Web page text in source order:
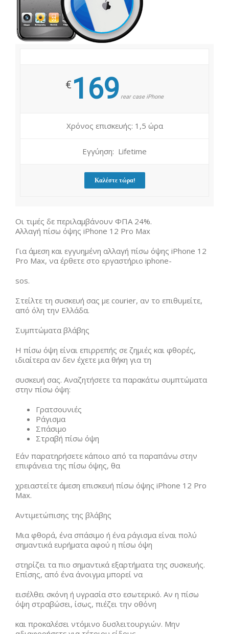
€ 169 rear case iPhone
Χρόνος επισκευής: 1,5 ώρα
Εγγύηση: Lifetime
Καλέστε τώρα!
Οι τιμές δε περιλαμβάνουν ΦΠΑ 24%.
Αλλαγή πίσω όψης iPhone 12 Pro Max
Για άμεση και εγγυημένη αλλαγή πίσω όψης iPhone 12
Pro Max, να έρθετε στο εργαστήριο iphone-
sos.
Στείλτε τη συσκευή σας με courier, αν το επιθυμείτε,
από όλη την Ελλάδα.
Συμπτώματα βλάβης
Η πίσω όψη είναι επιρρεπής σε ζημιές και φθορές,
ιδιαίτερα αν δεν έχετε μια θήκη για τη
συσκευή σας. Αναζητήσετε τα παρακάτω συμπτώματα
στην πίσω όψη:
Γρατσουνιές
Ράγισμα
Σπάσιμο
Στραβή πίσω όψη
Εάν παρατηρήσετε κάποιο από τα παραπάνω στην
επιφάνεια της πίσω όψης, θα
χρειαστείτε άμεση επισκευή πίσω όψης iPhone 12 Pro
Max.
Αντιμετώπισης της βλάβης
Μια φθορά, ένα σπάσιμο ή ένα ράγισμα είναι πολύ
σημαντικά ευρήματα αφού η πίσω όψη
στηρίζει τα πιο σημαντικά εξαρτήματα της συσκευής.
Επίσης, από ένα άνοιγμα μπορεί να
εισέλθει σκόνη ή υγρασία στο εσωτερικό. Αν η πίσω
όψη στραβώσει, ίσως, πιέζει την οθόνη
και προκαλέσει ντόμινο δυσλειτουργιών. Μην